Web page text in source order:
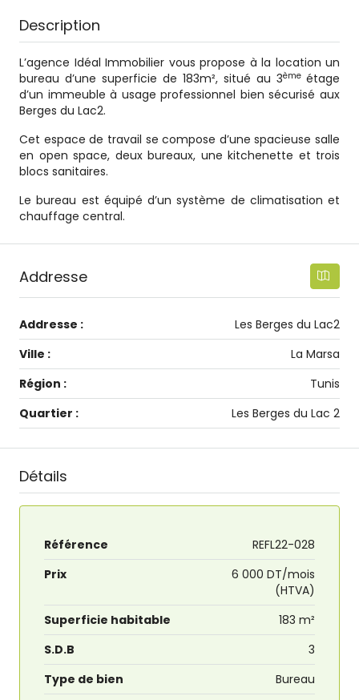
Description
L’agence Idéal Immobilier vous propose à la location un
bureau d’une superficie de 183m², situé au 3ème étage
d’un immeuble à usage professionnel bien sécurisé aux
Berges du Lac2.
Cet espace de travail se compose d’une spacieuse salle
en open space, deux bureaux, une kitchenette et trois
blocs sanitaires.
Le bureau est équipé d’un système de climatisation et
chauffage central.
Addresse
Addresse :
Les Berges du Lac2
Ville :
La Marsa
Région :
Tunis
Quartier :
Les Berges du Lac 2
Détails
Référence
REFL22-028
Prix
6 000 DT/mois
(HTVA)
Superficie habitable
183 m²
S.D.B
3
Type de bien
Bureau